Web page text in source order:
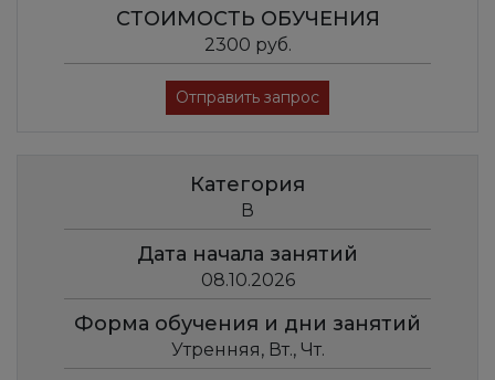
СТОИМОСТЬ ОБУЧЕНИЯ
2300 руб.
Отправить запрос
Категория
В
Дата начала занятий
08.10.2026
Форма обучения и дни занятий
Утренняя, Вт., Чт.